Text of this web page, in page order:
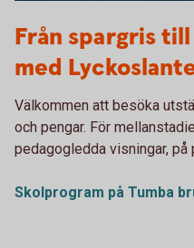
Från spargris
med
Välkommen att besöka
och pengar. För
pedagogledda visningar,
Skolprogram på Tumba